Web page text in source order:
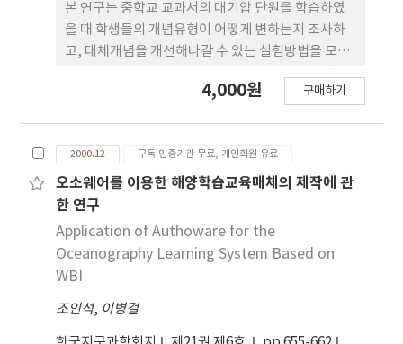
본 연구는 중학교 교과서의 대기압 단원을 학습하였
을 때 학생들의 개념유형이 어떻게 변하는지 조사하
고, 대체개념을 개선해나갈 수 있는 실험방법을 모색
기압’ 에 관한 사전 개념을 질문지와 면담을 통하여
에 관한 실험을 모두 한 집단과 교과서 외의 제안실험
을 한 집단으로 구분하여 2주 동안 실시하였다. 두 집
단간의 수업방식은 차별화하지 않았고 실험소재만 다
르게 하였으며, 기압단원 학습 일주일 후 동일한 질문
지를 사용하여 개념변화를 알아보았다. 결론적으로
학생들의 기압에 대한 대체개념이 학습 후에도 쉽게
한 개념형성이 효과적으로 나타난 점으로 보아 대체
개념을 개선시킬 수 있는 다양한 학습방법과 과학적
4,000원 구매하기
2000.12 구독 인증기관 무료, 개인회원 유료
오소웨어를 이용한 해양학습교육매체의 제작에 관
한 연구
Application of Authoware for the
Oceanography Learning System Based on
WBI
조인석, 이병걸